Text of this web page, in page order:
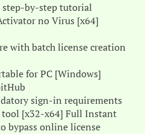
by-step tutorial
no Virus [x64]
with batch license creation
for PC [Windows]
sign-in requirements
tool [x32-x64] Full Instant
bypass online license